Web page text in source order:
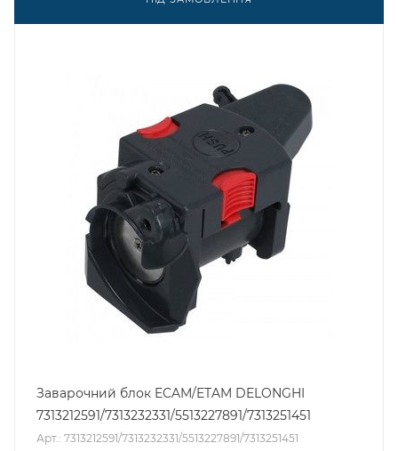
Заварочний блок ECAM/ETAM DELONGHI
7313212591/7313232331/5513227891/7313251451
Арт.: 7313212591/7313232331/5513227891/7313251451